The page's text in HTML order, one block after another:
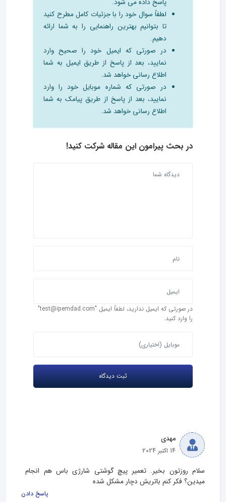
پاسخ داده می شود.
لطفاً سوال خود را با جزئیات کامل مطرح کنید
تا بتوانیم بهترین راهنمایی را به شما ارائه
دهیم.
در صورتی که ایمیل خود را صحیح وارد
نمایید، بعد از پاسخ از طریق ایمیل به شما
اطلاع رسانی خواهد شد.
در صورتی که شماره موبایل خود را وارد
نمایید، بعد از پاسخ از طریق پیامک به شما
اطلاع رسانی خواهد شد.
در بحث‌ پیرامون این مقاله شرکت کنید!
در صورتی که ایمیل ندارید، لطفاً ایمیل "test@ipemdad.com"
را وارد کنید.
مهدی
14 اکتبر 2024
سلام روزتون بخیر. تعمیر پیچ گوشتی شارژی باس هم انجام
میدین؟ فکر کنم باتریش دچار مشکل شده
پاسخ دادن